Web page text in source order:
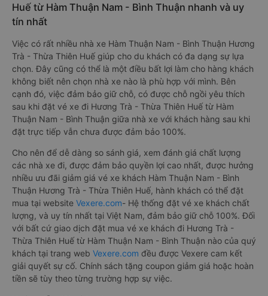
Huế từ Hàm Thuận Nam - Bình Thuận nhanh và uy
tín nhất
Việc có rất nhiều nhà xe Hàm Thuận Nam - Bình Thuận Hương
Trà - Thừa Thiên Huế giúp cho du khách có đa dạng sự lựa
chọn. Đây cũng có thể là một điều bất lợi làm cho hàng khách
không biết nên chọn nhà xe nào là phù hợp với mình. Bên
cạnh đó, việc đảm bảo giữ chỗ, có được chỗ ngồi yêu thích
sau khi đặt vé xe đi Hương Trà - Thừa Thiên Huế từ Hàm
Thuận Nam - Bình Thuận giữa nhà xe với khách hàng sau khi
đặt trực tiếp vẫn chưa được đảm bảo 100%.
Cho nên để dễ dàng so sánh giá, xem đánh giá chất lượng
các nhà xe đi, được đảm bảo quyền lợi cao nhất, được hưởng
nhiều ưu đãi giảm giá vé xe khách Hàm Thuận Nam - Bình
Thuận Hương Trà - Thừa Thiên Huế, hành khách có thể đặt
mua tại website Vexere.com- Hệ thống đặt vé xe khách chất
lượng, và uy tín nhất tại Việt Nam, đảm bảo giữ chỗ 100%. Đối
với bất cứ giao dịch đặt mua vé xe khách đi Hương Trà -
Thừa Thiên Huế từ Hàm Thuận Nam - Bình Thuận nào của quý
khách tại trang web Vexere.com đều được Vexere cam kết
giải quyết sự cố. Chính sách tặng coupon giảm giá hoặc hoàn
tiền sẽ tùy theo từng trường hợp sự việc.